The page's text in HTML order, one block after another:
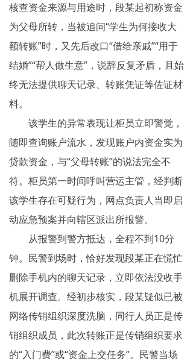
精神传销
求助专区
大学生专栏
传销骗术
传销案例
违规直销
涉传公司
专家论点
揭秘传销
直销与传销详解
反传销论坛
反传销问答
核查资金来源与用途时，段某起初称资金
为父母所转，当被追问“学生为何接收大
额转账”时，又先后改口“借给亲戚”“用于
结婚”“帮人做生意”，说辞反复矛盾，且始
终无法提供聊天记录、转账凭证等佐证材
料。
该学生的异常表现让柜员立即警觉，
随即查询账户流水，发现账户内资金实为
贷款资金，与“父母转账”的说法完全不
符。柜员第一时间呼叫营运主管，经判断
该学生存在可疑行为，网点负责人当即启
动应急预案并向辖区派出所报警。
从报警到警方抵达，全程不到10分
钟。民警到场时，恰好发现段某正在慌忙
删除手机内的聊天记录，立即依法没收手
机展开调查。经初步核实，段某疑似已被
网络传销组织深度洗脑，同行人员正是传
销组织成员，此次转账正是传销组织要求
的“入门费”或“资金上交任务”。民警当场